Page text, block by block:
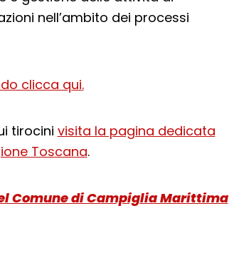
nell’ambito dei processi
clicca qui.
tirocini visita la pagina dedicata
Toscana.
Comune di Campiglia Marittima